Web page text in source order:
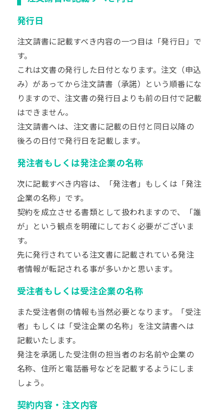
発行日
注文請書に記載すべき内容の一つ目は「発行日」で
す。
これは文書の発行した日付となります。注文（申込
み）があってから注文請書（承諾）という順番にな
りますので、注文書の発行日よりも前の日付で記載
はできません。
注文請書へは、注文書に記載の日付と同日以降の
後ろの日付で発行日を記載します。
発注者もしくは発注企業の名称
次に記載すべき内容は、「発注者」もしくは「発注
企業の名称」です。
契約を成立させる書類として扱われますので、「誰
が」という観点を明確にしておく必要がございま
す。
先に発行されている注文書に記載されている発注
者情報が転記される事が多いかと思います。
受注者もしくは受注企業の名称
また受注者側の情報も当然必要となります。「受注
者」もしくは「受注企業の名称」を注文請書へは
記載いたします。
発注を承諾した受注側の担当者のお名前や企業の
名称、住所と電話番号などを記載するようにしま
しょう。
契約内容・注文内容